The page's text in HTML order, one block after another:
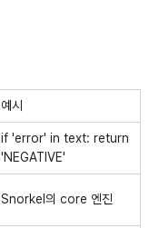
예시
if 'error' in text: return
'NEGATIVE'
Snorkel의 core 엔진